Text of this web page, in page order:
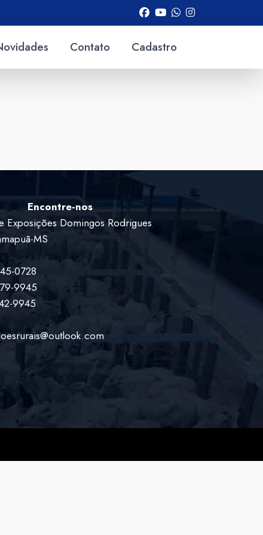
Contato Cadastro
Encontre-nos
Exposições Domingos Rodrigues
MS
0728
9945
9945